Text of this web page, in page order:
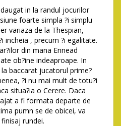
in la randul jocurilor
foarte simpla ?i simplu
variaza de la Thespian,
incheia , precum ?i egalitate.
din mana Ennead
ob?ine indeaproape. In
baccarat jucatorul prime?
?i nu mai mult de totu?i
situa?ia o Cerere. Daca
a fi formata departe de
pumn se de obicei, va
rundei.